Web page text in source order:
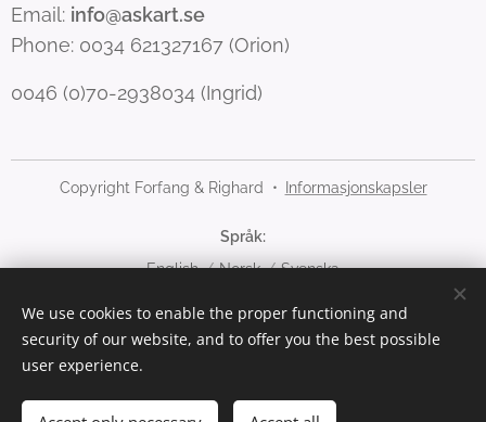
Email: info@askart.se
Phone: 0034 621327167 (Orion)
0046 (0)70-2938034 (Ingrid)
Copyright Forfang & Righard Informasjonskapsler
Språk
English
Norsk Svenska
Valuta
NOK kr
SEK kr EUR €
We use cookies to enable the proper functioning and
security of our website, and to offer you the best possible
user experience.